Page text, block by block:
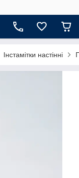
Інстамітки настінні